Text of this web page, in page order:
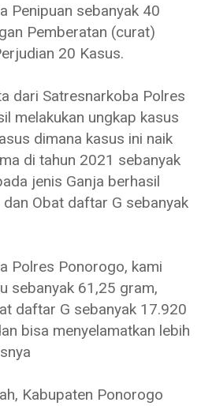
Penipuan sebanyak 40
Pemberatan (curat)
20 Kasus.
dari Satresnarkoba Polres
melakukan ungkap kasus
dimana kasus ini naik
di tahun 2021 sebanyak
jenis Ganja berhasil
Obat daftar G sebanyak
Polres Ponorogo, kami
sebanyak 61,25 gram,
daftar G sebanyak 17.920
bisa menyelamatkan lebih
Kabupaten Ponorogo